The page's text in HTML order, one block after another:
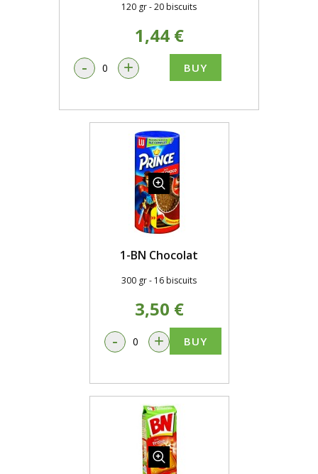
120 gr - 20 biscuits
1,44 €
- + BUY
1-BN Chocolat
300 gr - 16 biscuits
3,50 €
- + BUY